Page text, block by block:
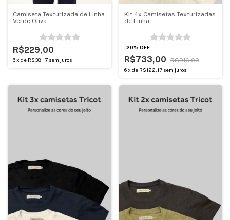
Camiseta Texturizada de Linha
Verde Oliva
R$229,00
6x de R$38,17 sem juros
Kit 4x Camisetas Texturizadas
de Linha
-20% OFF
R$733,00 R$916,00
6 x de R$122,17 sem juros